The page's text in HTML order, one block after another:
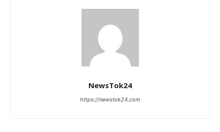
NewsTok24
https://newstok24.com